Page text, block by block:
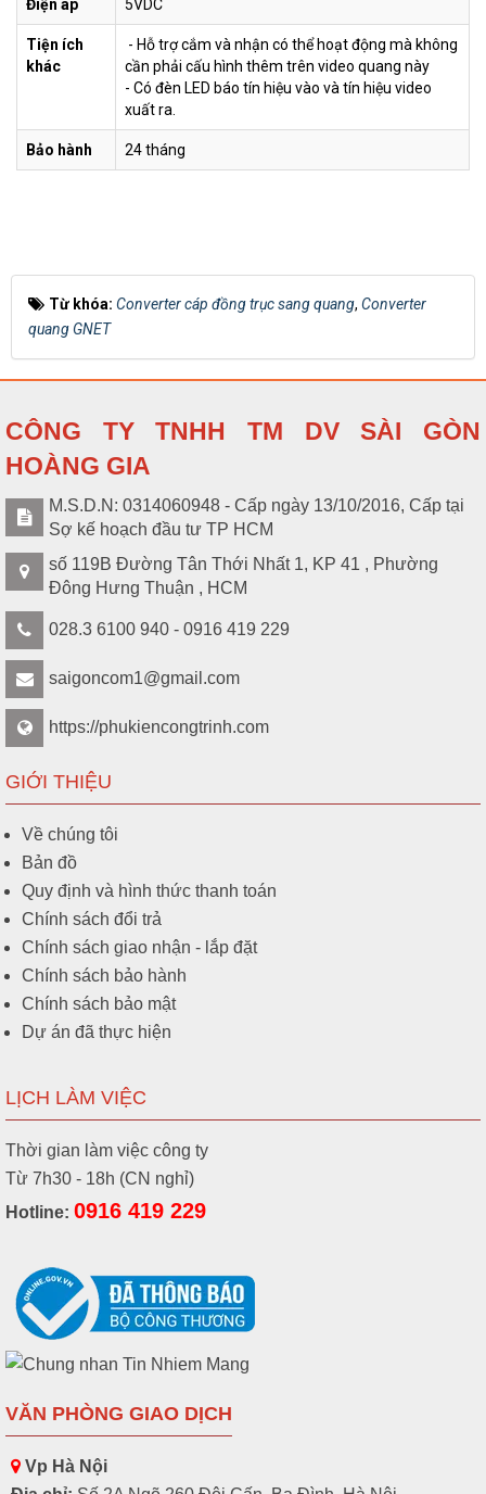
Điện áp 5VDC
Tiện ích
khác
- Hỗ trợ cắm và nhận có thể hoạt động mà không
cần phải cấu hình thêm trên video quang này
- Có đèn LED báo tín hiệu vào và tín hiệu video
xuất ra.
Bảo hành 24 tháng
Từ khóa: Converter cáp đồng trục sang quang, Converter
quang GNET
CÔNG TY TNHH TM DV SÀI GÒN
HOÀNG GIA
M.S.D.N: 0314060948 - Cấp ngày 13/10/2016, Cấp tại
Sợ kế hoạch đầu tư TP HCM
số 119B Đường Tân Thới Nhất 1, KP 41 , Phường
Đông Hưng Thuận , HCM
028.3 6100 940 - 0916 419 229
saigoncom1@gmail.com
https://phukiencongtrinh.com
GIỚI THIỆU
Về chúng tôi
Bản đồ
Quy định và hình thức thanh toán
Chính sách đổi trả
Chính sách giao nhận - lắp đặt
Chính sách bảo hành
Chính sách bảo mật
Dự án đã thực hiện
LỊCH LÀM VIỆC
Thời gian làm việc công ty
Từ 7h30 - 18h (CN nghỉ)
Hotline: 0916 419 229
VĂN PHÒNG GIAO DỊCH
Vp Hà Nội